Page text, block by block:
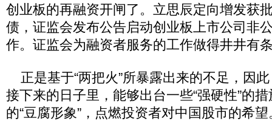
创业板的再融资开闸了。立思辰定向增发获
债，证监会发布公告启动创业板上市公司非
作。证监会为融资者服务的工作做得井井有
正是基于“两把火”所暴露出来的不足，因
接下来的日子里，能够出台一些“强硬性”的
的“豆腐形象”，点燃投资者对中国股市的希望